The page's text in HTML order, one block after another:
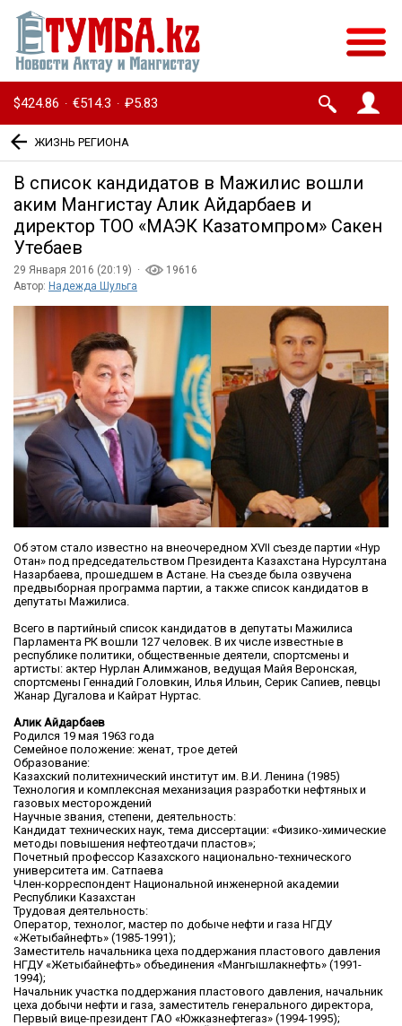
$424.86 · €514.3 · ₽5.83
ЖИЗНЬ РЕГИОНА
В список кандидатов в Мажилис вошли
аким Мангистау Алик Айдарбаев и
директор ТОО «МАЭК Казатомпром» Сакен
Утебаев
29 Января 2016 (20:19) ·
19616
Автор: Надежда Шульга
Об этом стало известно на внеочередном XVII съезде партии «Нур
Отан» под председательством Президента Казахстана Нурсултана
Назарбаева, прошедшем в Астане. На съезде была озвучена
предвыборная программа партии, а также список кандидатов в
депутаты Мажилиса.
Всего в партийный список кандидатов в депутаты Мажилиса
Парламента РК вошли 127 человек. В их числе известные в
республике политики, общественные деятели, спортсмены и
артисты: актер Нурлан Алимжанов, ведущая Майя Веронская,
спортсмены Геннадий Головкин, Илья Ильин, Серик Сапиев, певцы
Жанар Дугалова и Кайрат Нуртас.
Алик Айдарбаев
Родился 19 мая 1963 года
Семейное положение: женат, трое детей
Образование:
Казахский политехнический институт им. В.И. Ленина (1985)
Технология и комплексная механизация разработки нефтяных и
газовых месторождений
Научные звания, степени, деятельность:
Кандидат технических наук, тема диссертации: «Физико-химические
методы повышения нефтеотдачи пластов»;
Почетный профессор Казахского национально-технического
университета им. Сатпаева
Член-корреспондент Национальной инженерной академии
Республики Казахстан
Трудовая деятельность:
Оператор, технолог, мастер по добыче нефти и газа НГДУ
«Жетыбайнефть» (1985-1991);
Заместитель начальника цеха поддержания пластового давления
НГДУ «Жетыбайнефть» объединения «Мангышлакнефть» (1991-
1994);
Начальник участка поддержания пластового давления, начальник
цеха добычи нефти и газа, заместитель генерального директора,
Первый вице-президент ГАО «Южказнефтегаз» (1994-1995);